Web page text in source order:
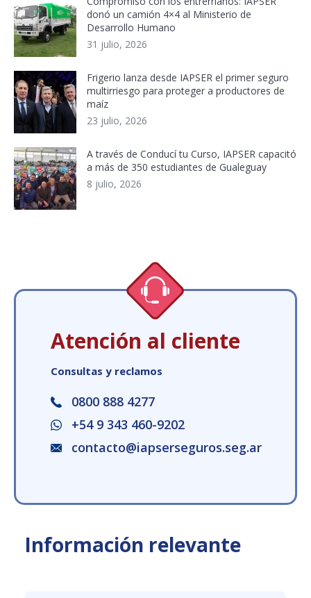
donó un camión 4×4 al Ministerio de
Desarrollo Humano
31 julio, 2026
Frigerio lanza desde IAPSER el primer seguro
multirriesgo para proteger a productores de
maíz
23 julio, 2026
A través de Conducí tu Curso, IAPSER capacitó
a más de 350 estudiantes de Gualeguay
8 julio, 2026
Atención al cliente
Consultas y reclamos
0800 888 4277
+54 9 343 460-9202
contacto@iapserseguros.seg.ar
Información relevante